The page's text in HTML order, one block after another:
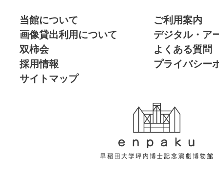
当館について
ご利用案内
画像貸出利用について
デジタル・ア
双柿会
よくある質問
採用情報
プライバシー
サイトマップ